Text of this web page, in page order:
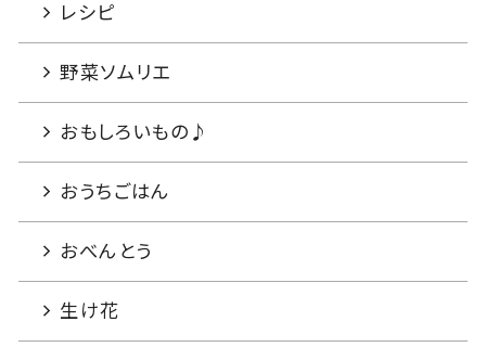
レシピ
野菜ソムリエ
おもしろいもの♪
おうちごはん
おべんとう
生け花